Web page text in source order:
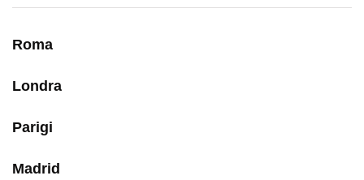
Roma
Londra
Parigi
Madrid